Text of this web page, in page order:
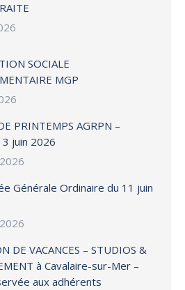
SOCIALE
MGP
PRINTEMPS AGRPN –
juin 2026
Générale Ordinaire du 11 juin
DE VACANCES – STUDIOS &
à Cavalaire-sur-Mer –
aux adhérents